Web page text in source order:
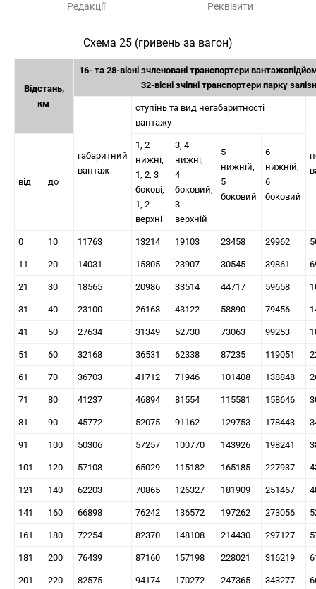
Редакції Реквізити
Схема 25 (гривень за вагон)
Відстань,
км
16- та 28-вісні зчленовані транспортери
32-вісні зчіпні транспортери парку
габаритний
вантаж
ступінь та вид негабаритності
вантажу
від
до
1, 2
нижні,
1, 2, 3
бокові,
1, 2
верхні
3, 4
нижні,
4
боковий,
3
верхній
5
нижній,
5
боковий
6
нижній,
6
боковий
0 10 11763 13214 19103 23458 29962
11 20 14031 15805 23907 30545 39861
21 30 18565 20986 33514 44717 59658
31 40 23100 26168 43122 58890 79456
41 50 27634 31349 52730 73063 99253
51 60 32168 36531 62338 87235 119051
61 70 36703 41712 71946 101408 138848
71 80 41237 46894 81554 115581 158646
81 90 45772 52075 91162 129753 178443
91 100 50306 57257 100770 143926 198241
101 120 57108 65029 115182 165185 227937
121 140 62203 70865 126327 181909 251467
141 160 66898 76242 136572 197262 273056
161 180 72254 82370 148108 214430 297127
181 200 76439 87160 157198 228021 316219
201 220 82575 94174 170272 247365 343277